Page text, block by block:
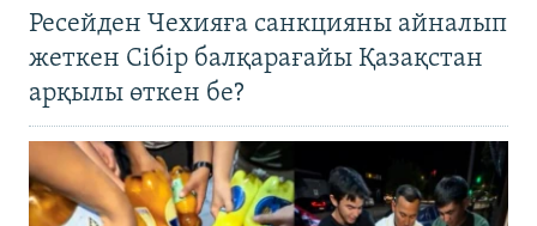
Ресейден Чехияға санкцияны айналып
жеткен Сібір балқарағайы Қазақстан
арқылы өткен бе?